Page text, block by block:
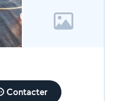
Contacter